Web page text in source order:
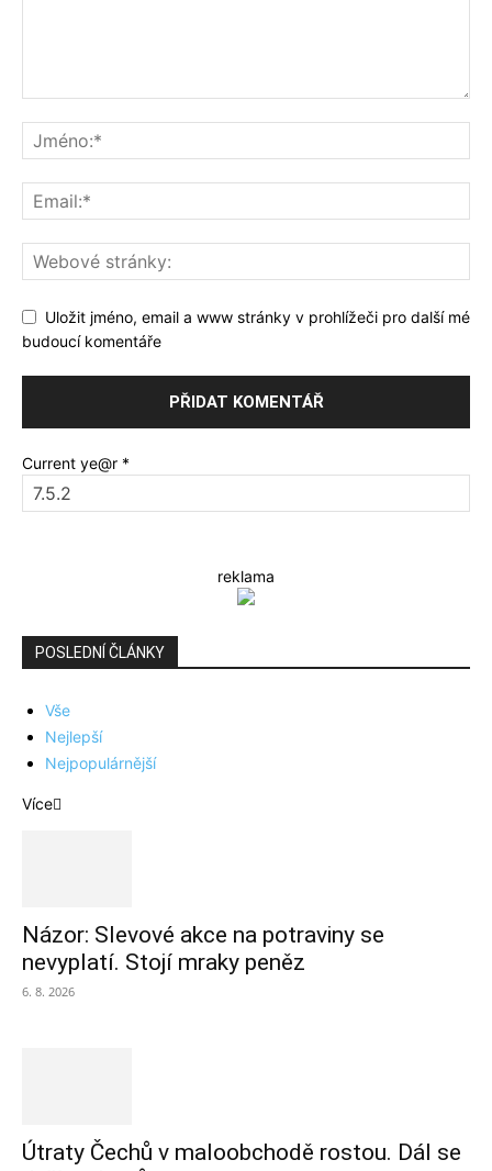
Uložit jméno, email a www stránky v prohlížeči pro další mé
budoucí komentáře
Current ye@r *
reklama
POSLEDNÍ ČLÁNKY
Vše
Nejlepší
Nejpopulárnější
Více
Názor: Slevové akce na potraviny se
nevyplatí. Stojí mraky peněz
6. 8. 2026
Útraty Čechů v maloobchodě rostou. Dál se